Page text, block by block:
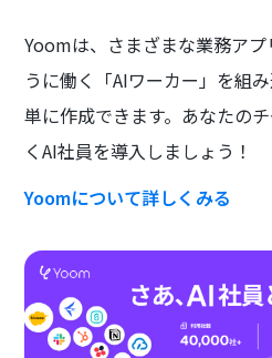
Yoomは、さまざまな業務ア
うに働く「AIワーカー」を組
単に作成できます。あなたの
くAI社員を導入しましょう！
Yoomについて詳しくみる